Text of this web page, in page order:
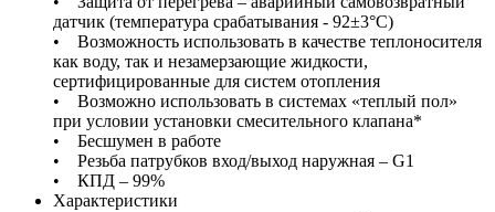
датчик (температура срабатывания - 92±3°С)
• Возможность использовать в качестве теплоносителя
как воду, так и незамерзающие жидкости,
сертифицированные для систем отопления
• Возможно использовать в системах «теплый пол»
при условии установки смесительного клапана*
• Бесшумен в работе
• Резьба патрубков вход/выход наружная – G1
• КПД – 99%
Характеристики